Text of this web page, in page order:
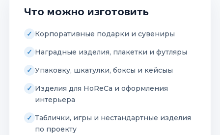
Что можно изготовить
Корпоративные подарки и сувениры
Наградные изделия, плакетки и футляры
Упаковку, шкатулки, боксы и кейсыы
Изделия для HoReCa и оформления
интерьера
Таблички, игры и нестандартные изделия
по проекту